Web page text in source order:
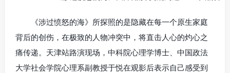
《涉过愤怒的海》所探照的是隐藏在每一个原生家庭
背后的创伤，在极致的人物冲突中，将直击人心的灼心之
痛传递。天津站路演现场，中科院心理学博士、中国政法
大学社会学院心理系副教授于悦在观影后表示自己感受到